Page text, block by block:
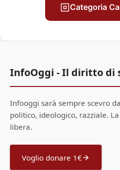
Categoria
InfoOggi - Il diritto di
Infooggi sarà sempre scevro
politico, ideologico, razziale.
libera.
Voglio donare 1€